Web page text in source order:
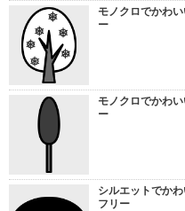
モノクロでかわ
ー
モノクロでかわ
ー
シルエットでか
フリー